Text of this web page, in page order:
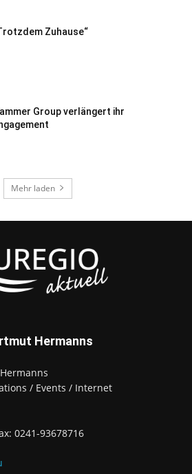
Zuhause“
Group verlängert ihr
Mehr laden
Hermanns
/ Events / Internet
0241-93678716